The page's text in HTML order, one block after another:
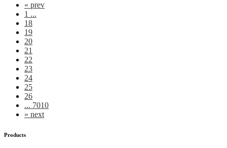
« prev
1 ...
18
19
20
21
22
23
24
25
26
... 7010
» next
Products